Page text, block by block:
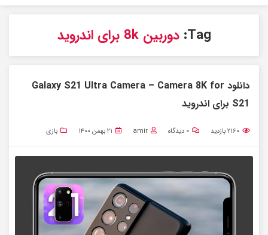
Tag: دوربین 8k برای اندروید
دانلود Galaxy S21 Ultra Camera – Camera 8K for
S21‏ برای اندروید
۲۱۶۰بازدید ۰ دیدگاه amir ۲۱ بهمن ۱۴۰۰ بازی